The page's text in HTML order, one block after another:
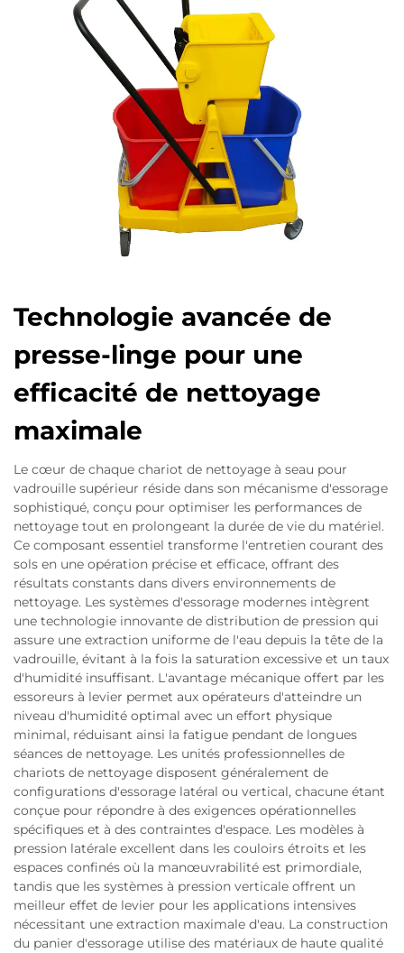
Technologie avancée de
presse-linge pour une
efficacité de nettoyage
maximale
Le cœur de chaque chariot de nettoyage à seau pour
vadrouille supérieur réside dans son mécanisme d'essorage
sophistiqué, conçu pour optimiser les performances de
nettoyage tout en prolongeant la durée de vie du matériel.
Ce composant essentiel transforme l'entretien courant des
sols en une opération précise et efficace, offrant des
résultats constants dans divers environnements de
nettoyage. Les systèmes d'essorage modernes intègrent
une technologie innovante de distribution de pression qui
assure une extraction uniforme de l'eau depuis la tête de la
vadrouille, évitant à la fois la saturation excessive et un taux
d'humidité insuffisant. L'avantage mécanique offert par les
essoreurs à levier permet aux opérateurs d'atteindre un
niveau d'humidité optimal avec un effort physique
minimal, réduisant ainsi la fatigue pendant de longues
séances de nettoyage. Les unités professionnelles de
chariots de nettoyage disposent généralement de
configurations d'essorage latéral ou vertical, chacune étant
conçue pour répondre à des exigences opérationnelles
spécifiques et à des contraintes d'espace. Les modèles à
pression latérale excellent dans les couloirs étroits et les
espaces confinés où la manœuvrabilité est primordiale,
tandis que les systèmes à pression verticale offrent un
meilleur effet de levier pour les applications intensives
nécessitant une extraction maximale d'eau. La construction
du panier d'essorage utilise des matériaux de haute qualité